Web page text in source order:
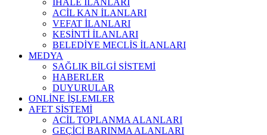
ACİL KAN İLANLARI
VEFAT İLANLARI
KESİNTİ İLANLARI
BELEDİYE MECLİS İLANLARI
MEDYA
SAĞLIK BİLGİ SİSTEMİ
HABERLER
DUYURULAR
ONLİNE İŞLEMLER
AFET SİSTEMİ
ACİL TOPLANMA ALANLARI
GEÇİCİ BARINMA ALANLARI